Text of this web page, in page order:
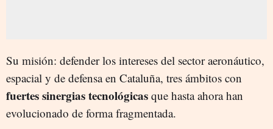
Su misión: defender los intereses del sector aeronáutico,
espacial y de defensa en Cataluña, tres ámbitos con
fuertes sinergias tecnológicas que hasta ahora han
evolucionado de forma fragmentada.